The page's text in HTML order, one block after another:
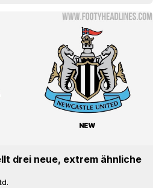
drei neue, extrem ähnliche